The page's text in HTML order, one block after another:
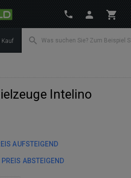
Kauf
Intelino
AUFSTEIGEND
PREIS ABSTEIGEND